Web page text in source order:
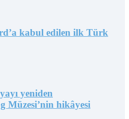
kabul edilen ilk Türk
yeniden
Müzesi’nin hikâyesi